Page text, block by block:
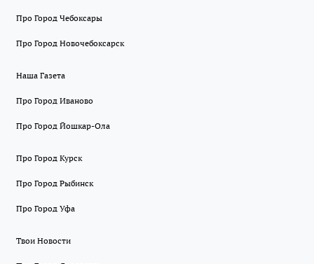
Про Город Чебоксары
Про Город Новочебоксарск
Наша Газета
Про Город Иваново
Про Город Йошкар-Ола
Про Город Курск
Про Город Рыбинск
Про Город Уфа
Твои Новости